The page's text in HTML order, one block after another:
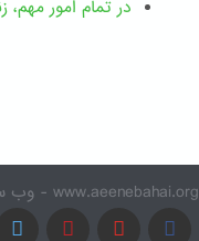
در تمام امور
www.aeenebahai.org - وب سایت معرفی آئین بهائی به زبان فارسی